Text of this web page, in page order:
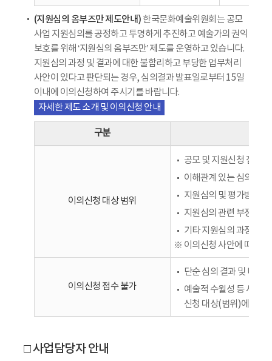
(지원심의 옴부즈만 제도안내) 한국문화예술위원회는 공모
사업 지원심의를 공정하고 투명하게 추진하고 예술가의 권익
보호를 위해 ‘지원심의 옴부즈만’ 제도를 운영하고 있습니다.
지원심의 과정 및 결과에 대한 불합리하고 부당한 업무처리
사안이 있다고 판단되는 경우, 심의결과 발표일로부터 15일
이내에 이의신청하여 주시기를 바랍니다.
자세한 제도 소개 및 이의신청 안내
구분
이의신청 대상 범위
공모 및 지원신청 접수
이해관계 있는 심의위
지원심의 및 평가방법의
지원심의 관련 부정·비
기타 지원심의 과정 및
※ 이의신청 사안에 따라
이의신청 접수 불가
단순 심의 결과 및 미선
예술적 수월성 등 사업
신청 대상(범위)에 해당
□ 사업담당자 안내